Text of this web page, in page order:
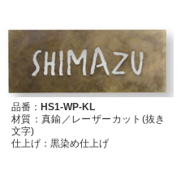
品番： HS1-WP-KL
材質：真鍮／レーザーカット(抜き
文字)
仕上げ：黒染め仕上げ